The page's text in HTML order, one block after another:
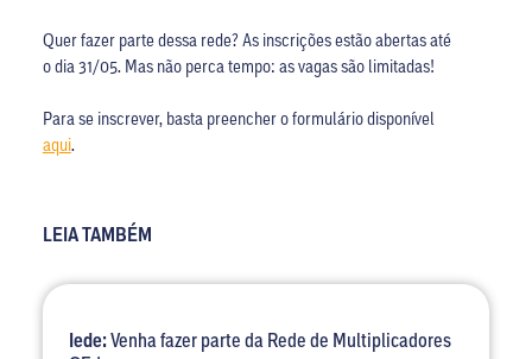
Quer fazer parte dessa rede? As inscrições estão abertas até
o dia 31/05. Mas não perca tempo: as vagas são limitadas!
Para se inscrever, basta preencher o formulário disponível
aqui.
LEIA TAMBÉM
Iede:Venha fazer parte da Rede de Multiplicadores